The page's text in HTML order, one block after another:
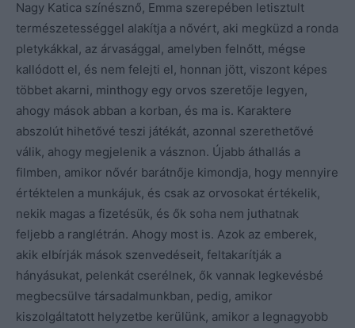
Nagy Katica színésznő, Emma szerepében letisztult
természetességgel alakítja a nővért, aki megküzd a ronda
pletykákkal, az árvasággal, amelyben felnőtt, mégse
kallódott el, és nem felejti el, honnan jött, viszont képes
többet akarni, minthogy egy orvos szeretője legyen,
ahogy mások abban a korban, és ma is. Karaktere
abszolút hihetővé teszi játékát, azonnal szerethetővé
válik, ahogy megjelenik a vásznon. Újabb áthallás a
filmben, amikor nővér barátnője kimondja, hogy mennyire
értéktelen a munkájuk, és csak az orvosokat értékelik,
nekik magas a fizetésük, és ők soha nem juthatnak
feljebb a ranglétrán. Ahogy most is. Azok az emberek,
akik elbírják mások szenvedéseit, feltakarítják a
hányásukat, pelenkát cserélnek, ők vannak legkevésbé
megbecsülve társadalmunkban, pedig, amikor
kiszolgáltatott helyzetbe kerülünk, amikor a legnagyobb